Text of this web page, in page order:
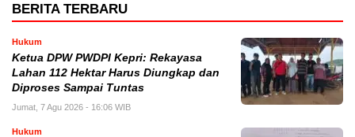
BERITA TERBARU
Hukum
Ketua DPW PWDPI Kepri: Rekayasa
Lahan 112 Hektar Harus Diungkap dan
Diproses Sampai Tuntas
Jumat, 7 Agu 2026 - 16:06 WIB
Hukum